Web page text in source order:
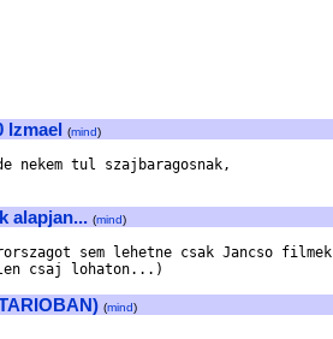
Izmael (mind)
nekem tul szajbaragosnak,
alapjan... (mind)
sem lehetne csak Jancso filmek
csaj lohaton...)
(mind)